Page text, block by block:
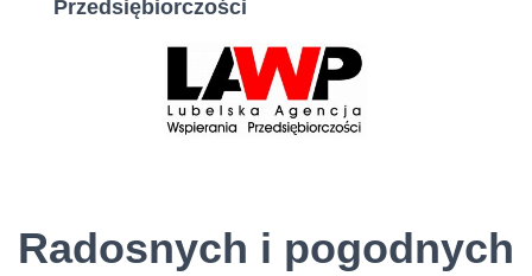
Przedsiębiorczości
Radosnych i pogodnych